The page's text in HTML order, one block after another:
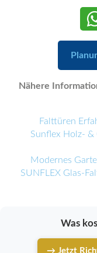
Nähere
Falttüren
Sunflex Holz- &
Modernes
SUNFLEX Glas-
Was
→ Jetzt